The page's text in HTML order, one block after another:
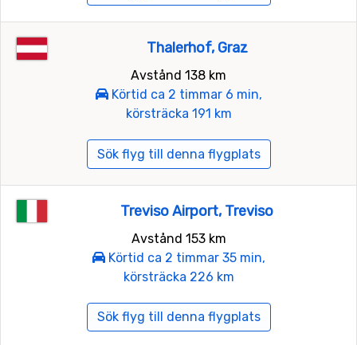
Thalerhof, Graz
Avstånd 138 km
Körtid ca 2 timmar 6 min,
körsträcka 191 km
Sök flyg till denna flygplats
Treviso Airport, Treviso
Avstånd 153 km
Körtid ca 2 timmar 35 min,
körsträcka 226 km
Sök flyg till denna flygplats